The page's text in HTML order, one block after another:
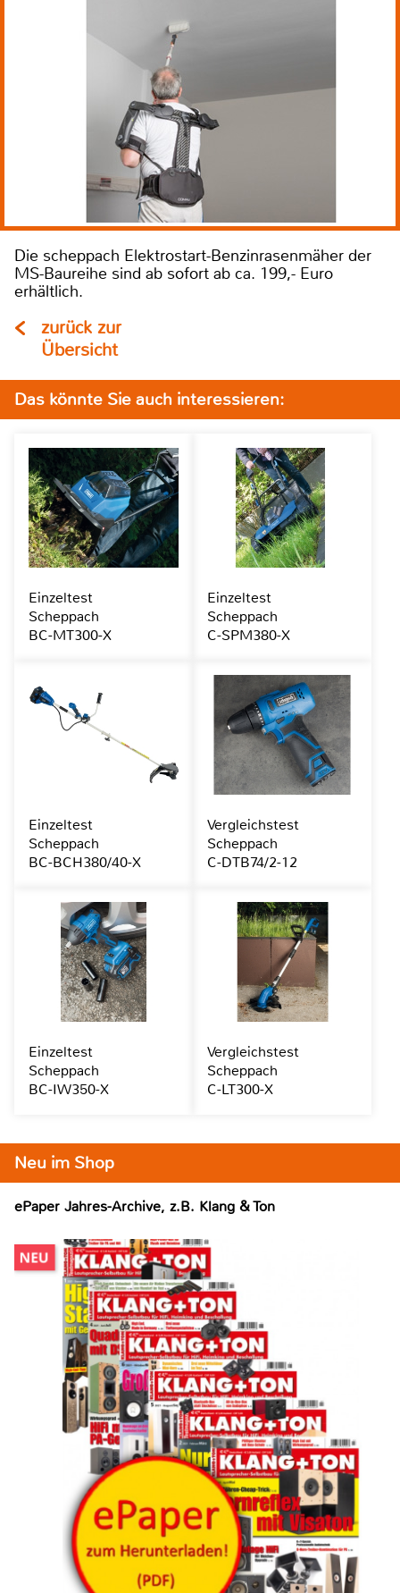
Die scheppach Elektrostart-Benzinrasenmäher der
MS-Baureihe sind ab sofort ab ca. 199,- Euro
erhältlich.
zurück zur
Übersicht
Neu im Shop
ePaper Jahres-Archive, z.B. Klang & Ton
Das könnte Sie auch interessieren:
Einzeltest
Scheppach
BC-MT300-X
Einzeltest
Scheppach
C-SPM380-X
Einzeltest
Scheppach
BC-BCH380/40-X
Vergleichstest
Scheppach
C-DTB74/2-12
Einzeltest
Scheppach
BC-IW350-X
Vergleichstest
Scheppach
C-LT300-X